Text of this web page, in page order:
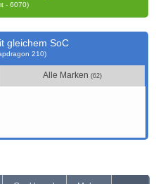
- 6070)
gleichem SoC
210)
Alle Marken (62)